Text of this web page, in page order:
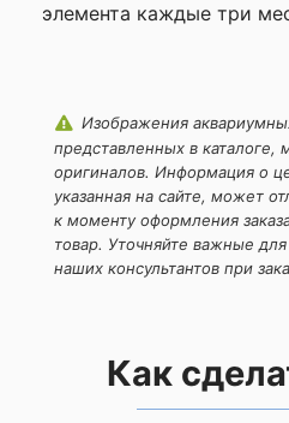
элемента каждые три
данного сайта
Изображения
представленных в каталоге,
оригиналов. Информация о
указанная на сайте, может
к моменту оформления
товар. Уточняйте важные
наших консультантов при
Как